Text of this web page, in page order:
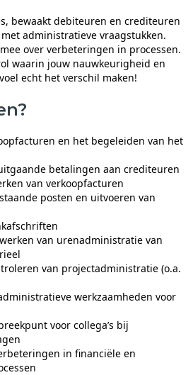
bewaakt debiteuren en crediteuren
administratieve vraagstukken.
over verbeteringen in processen.
waarin jouw nauwkeurigheid en
echt het verschil maken!
en het begeleiden van het
betalingen aan crediteuren
van verkoopfacturen
posten en uitvoeren van
van urenadministratie van
van projectadministratie (o.a.
werkzaamheden voor
voor collega’s bij
in financiële en